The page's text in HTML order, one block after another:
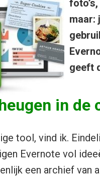
maar:
geeft
in de
tool, vind ik.
Evernote vol
een archief van